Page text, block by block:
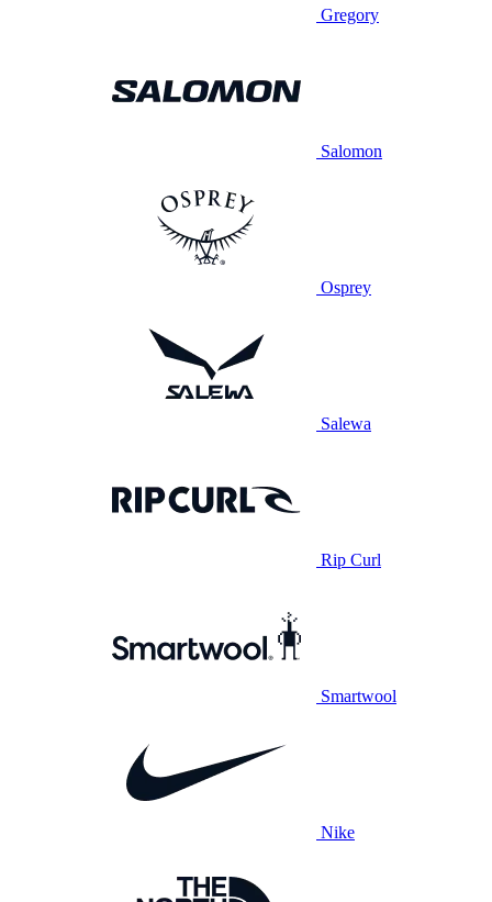
Gregory
Salomon
Osprey
Salewa
Rip Curl
Smartwool
Nike